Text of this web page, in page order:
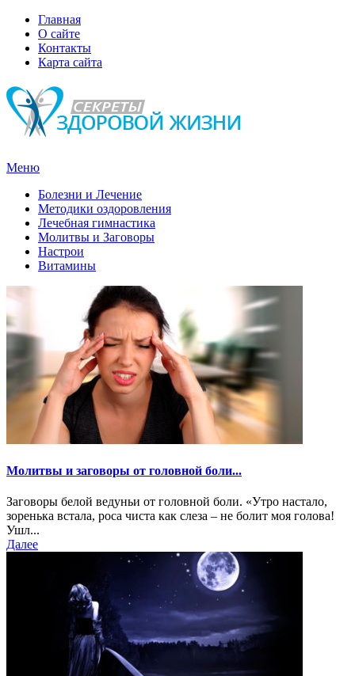
Главная
О сайте
Контакты
Карта сайта
Меню
Болезни и Лечение
Методики оздоровления
Лечебная гимнастика
Молитвы и Заговоры
Настрои
Витамины
Молитвы и заговоры от головной боли...
Заговоры белой ведуньи от головной боли. «Утро настало,
зоренька встала, роса чиста как слеза – не болит моя голова!
Ушл...
Далее